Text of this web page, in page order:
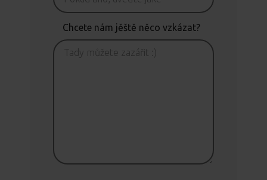
Chcete nám jěště něco vzkázat?